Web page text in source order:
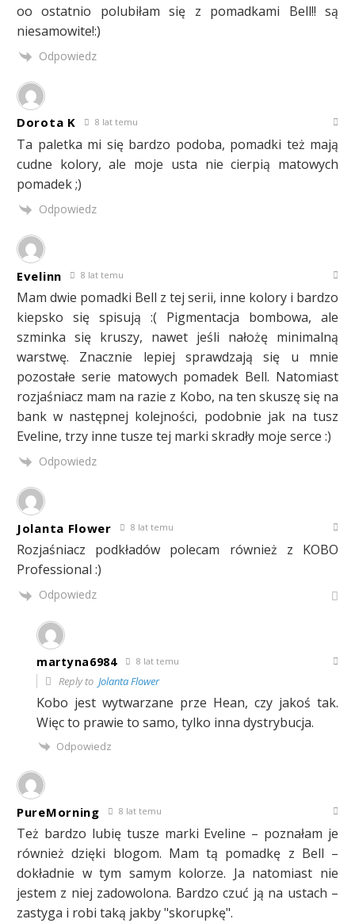
oo ostatnio polubiłam się z pomadkami Bell!! są
niesamowite!:)
Odpowiedz
Dorota K 8 lat temu
Ta paletka mi się bardzo podoba, pomadki też mają
cudne kolory, ale moje usta nie cierpią matowych
pomadek ;)
Odpowiedz
Evelinn 8 lat temu
Mam dwie pomadki Bell z tej serii, inne kolory i bardzo
kiepsko się spisują :( Pigmentacja bombowa, ale
szminka się kruszy, nawet jeśli nałożę minimalną
warstwę. Znacznie lepiej sprawdzają się u mnie
pozostałe serie matowych pomadek Bell. Natomiast
rozjaśniacz mam na razie z Kobo, na ten skuszę się na
bank w następnej kolejności, podobnie jak na tusz
Eveline, trzy inne tusze tej marki skradły moje serce :)
Odpowiedz
Jolanta Flower 8 lat temu
Rozjaśniacz podkładów polecam również z KOBO
Professional :)
Odpowiedz
martyna6984 8 lat temu
Reply to Jolanta Flower
Kobo jest wytwarzane prze Hean, czy jakoś tak.
Więc to prawie to samo, tylko inna dystrybucja.
Odpowiedz
PureMorning 8 lat temu
Też bardzo lubię tusze marki Eveline – poznałam je
również dzięki blogom. Mam tą pomadkę z Bell –
dokładnie w tym samym kolorze. Ja natomiast nie
jestem z niej zadowolona. Bardzo czuć ją na ustach –
zastyga i robi taką jakby "skorupkę".